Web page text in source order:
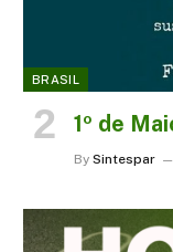
BRASIL
1º de
By Sintespar